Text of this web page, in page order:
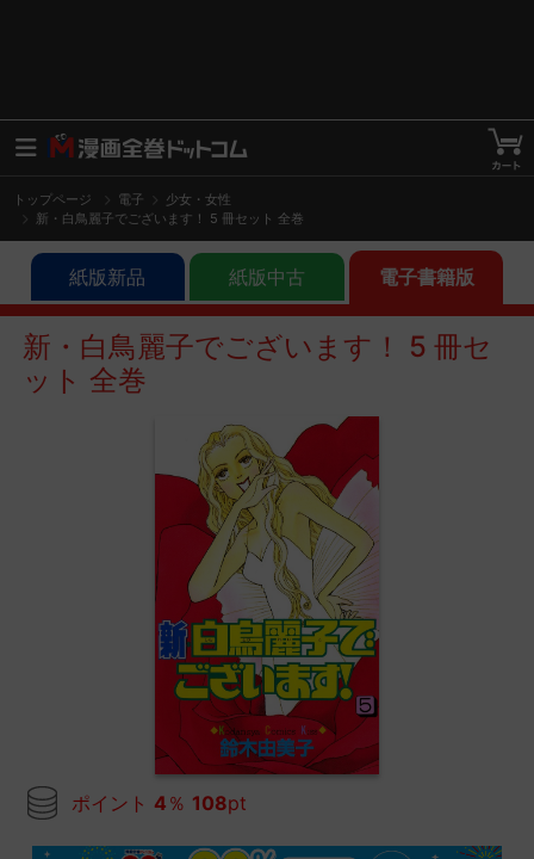
トップページ 電子
少女・女性
新・白鳥麗子でございます！ 5 冊セット 全巻
紙版新品 紙版中古 電子書籍版
新・白鳥麗子でございます！ 5 冊セ
ット 全巻
ポイント 4 ％ 108pt